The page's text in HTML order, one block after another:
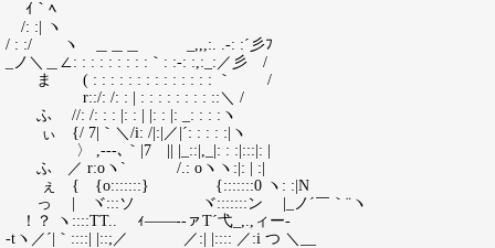
ｲ｀ﾍ
/: :| ヽ
/ : :/ ヽ ＿＿＿ _,,,:. .-: :´彡ﾌ
_ノ＼＿∠: : : : : : : : :｀: :-: :,:_:／彡 /
ま ( : : : : : : : : : : : : : : ｀ゝ /
r::/: /: : | : : : : : : : : ::＼ /
ふ //: /: : : |: : | |: : |: _: : : :ヽ
ぃ {/ 7|｀＼/i: /|:|／|´: : : : :|ヽ
〉 ,‐-‐､｀|7 || |_::|,_|: : :|:::|: |
ふ ／ r:oヽ` /.: oヽヽ:|: | :|
ぇ { {o:::::::} {:::::::0 ヽ: :|N
っ | ヾ:::ソ ヾ:::::::ン ゝ|_ノ´￣｀¨ヽ
！？ ヽ::::TT.. ｨ――--ァT´弋_,.,ィー-
-tヽ／´|｀::::| |::;／ ／:| |:::: ／:i つ ＼__